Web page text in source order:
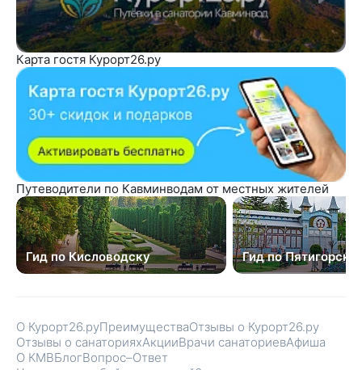
Карта гостя Курорт26.ру
Путеводители по Кавминводам от местных жителей
Гид по Кисловодску Гид по Пятигорску
О Курорт26.руПреимуществаОтзывы о Курорт26.ру
Отзывы о санаторияхАкцииВрачи санаториевАфиша
О КМВБлогВопрос–Ответ